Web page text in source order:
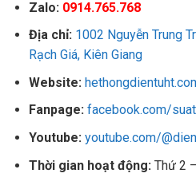
Zalo: 0914.765.768
Địa chỉ: 1002 Nguyễn Trung
Rạch Giá, Kiên Giang
Website:
Fanpage: facebook.com/
Youtube: youtube.com/
Thời gian hoạt động: Thứ 2